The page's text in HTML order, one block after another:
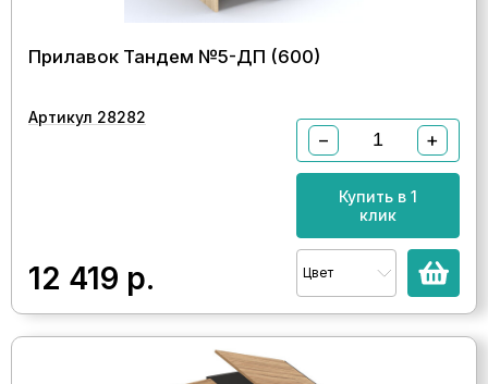
Прилавок Тандем №5-ДП (600)
Артикул 28282
12 419 р.
− +
Купить в 1
клик
Цвет